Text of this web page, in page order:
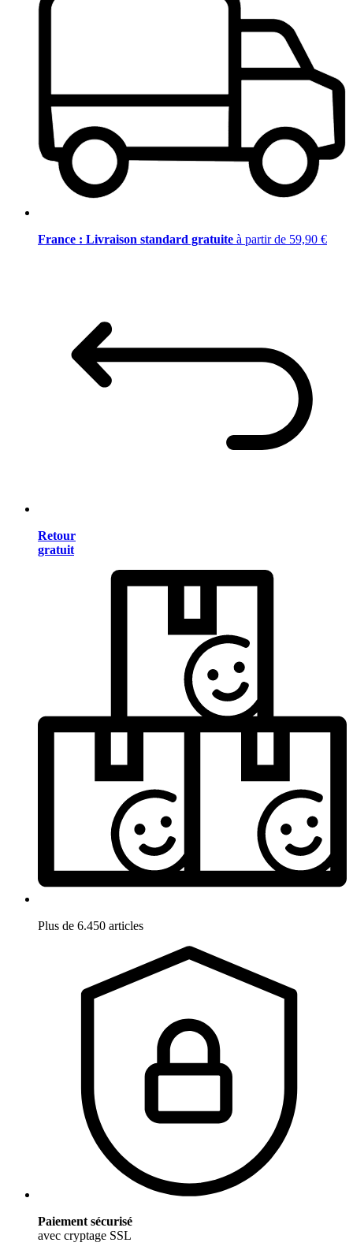
France : Livraison standard gratuite à partir de 59,90 €
Retour
gratuit
Plus de 6.450 articles
Paiement sécurisé
avec cryptage SSL